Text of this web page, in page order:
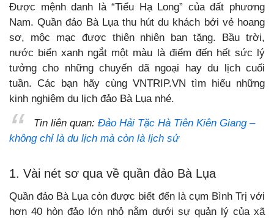
Được mệnh danh là “Tiểu Hạ Long” của đất phương
Nam. Quần đảo Bà Lụa thu hút du khách bởi vẻ hoang
sơ, mộc mạc được thiên nhiên ban tặng. Bầu trời,
nước biển xanh ngắt một màu là điểm đến hết sức lý
tưởng cho những chuyến dã ngoại hay du lịch cuối
tuần. Các bạn hãy cùng VNTRIP.VN tìm hiểu những
kinh nghiệm du lịch đảo Bà Lụa nhé.
Tin liên quan: Đảo Hải Tặc Hà Tiên Kiên Giang –
không chỉ là du lịch mà còn là lịch sử
1. Vài nét sơ qua về quần đảo Bà Lụa
Quần đảo Bà Lụa còn được biết đến là cụm Bình Trị với
hơn 40 hòn đảo lớn nhỏ nằm dưới sự quản lý của xã